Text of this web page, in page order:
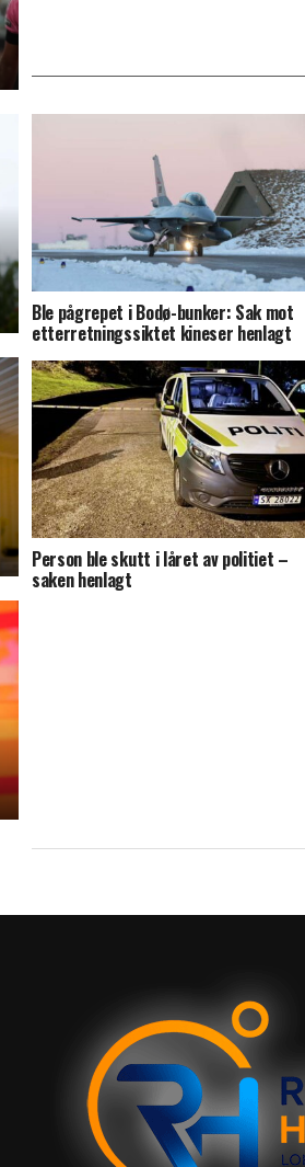
Ble pågrepet i Bodø-bunker: Sak mot
etterretningssiktet kineser henlagt
Person ble skutt i låret av politiet –
saken henlagt